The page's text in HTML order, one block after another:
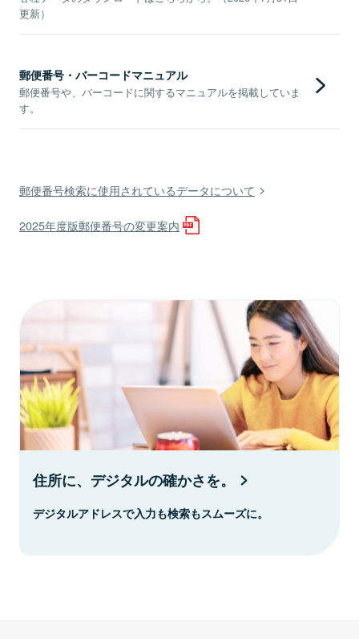
更新）
郵便番号・バーコードマニュアル
郵便番号や、バーコードに関するマニュアルを掲載していま
す。
郵便番号検索に使用されているデータについて
2025年度版郵便番号の変更案内
住所に、デジタルの確かさを。
デジタルアドレスで入力も検索もスムーズに。